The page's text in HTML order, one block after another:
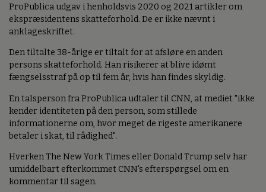
ProPublica udgav i henholdsvis 2020 og 2021 artikler om
ekspræsidentens skatteforhold. De er ikke nævnt i
anklageskriftet.
Den tiltalte 38-årige er tiltalt for at afsløre en anden
persons skatteforhold. Han risikerer at blive idømt
fængselsstraf på op til fem år, hvis han findes skyldig.
En talsperson fra ProPublica udtaler til CNN, at mediet "ikke
kender identiteten på den person, som stillede
informationerne om, hvor meget de rigeste amerikanere
betaler i skat, til rådighed".
Hverken The New York Times eller Donald Trump selv har
umiddelbart efterkommet CNN's efterspørgsel om en
kommentar til sagen.